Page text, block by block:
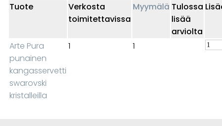
Tuote
Verkosta
toimitettavissa
Myymälä Tulossa
lisää
arviolta
Arte Pura
punainen
kangasservetti
swarovski
kristalleilla
1 1